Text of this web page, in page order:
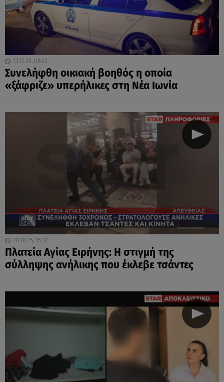
13.12.25, 08:42
Συνελήφθη οικιακή βοηθός η οποία
«ξάφριζε» υπερήλικες στη Νέα Ιωνία
20.10.25, 15:32
Πλατεία Αγίας Ειρήνης: Η στιγμή της
σύλληψης ανήλικης που έκλεβε τσάντες